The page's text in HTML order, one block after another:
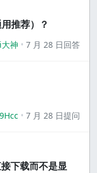
推荐）？
神 7 月 28 日回答
7 月 28 日提问
下载而不是显